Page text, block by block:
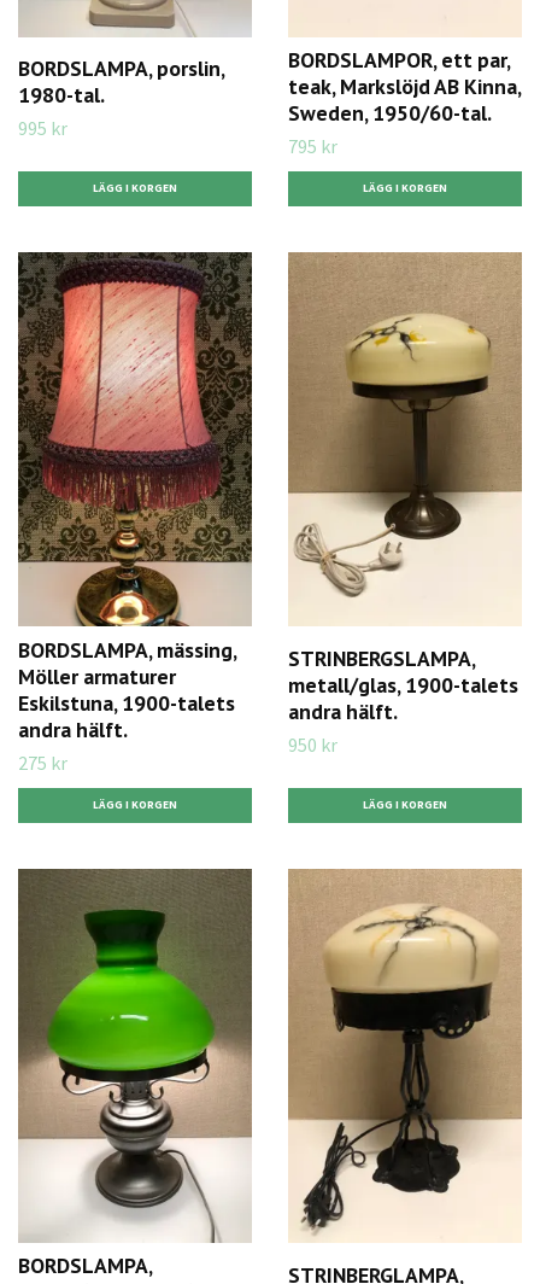
BORDSLAMPA, porslin,
1980-tal.
995 kr
BORDSLAMPOR, ett par,
teak, Markslöjd AB Kinna,
Sweden, 1950/60-tal.
795 kr
BORDSLAMPA, mässing,
Möller armaturer
Eskilstuna, 1900-talets
andra hälft.
275 kr
STRINBERGSLAMPA,
metall/glas, 1900-talets
andra hälft.
950 kr
BORDSLAMPA,
STRINBERGLAMPA,